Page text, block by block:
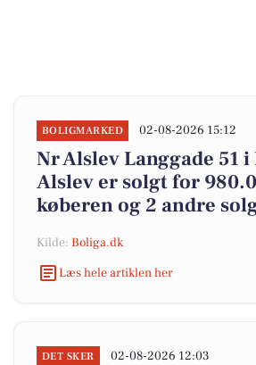
BOLIGMARKED 02-08-2026 15:12
Nr Alslev Langgade 51
Alslev er solgt for
køberen og 2 andre
Kilde: Boliga.dk
Læs hele artiklen her
DET SKER 02-08-2026 12:03